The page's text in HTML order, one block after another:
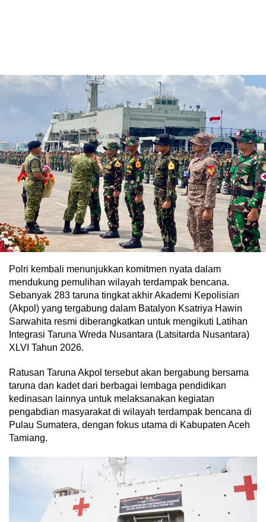
Polri kembali menunjukkan komitmen nyata dalam
mendukung pemulihan wilayah terdampak bencana.
Sebanyak 283 taruna tingkat akhir Akademi Kepolisian
(Akpol) yang tergabung dalam Batalyon Ksatriya Hawin
Sarwahita resmi diberangkatkan untuk mengikuti Latihan
Integrasi Taruna Wreda Nusantara (Latsitarda Nusantara)
XLVI Tahun 2026.
Ratusan Taruna Akpol tersebut akan bergabung bersama
taruna dan kadet dari berbagai lembaga pendidikan
kedinasan lainnya untuk melaksanakan kegiatan
pengabdian masyarakat di wilayah terdampak bencana di
Pulau Sumatera, dengan fokus utama di Kabupaten Aceh
Tamiang.